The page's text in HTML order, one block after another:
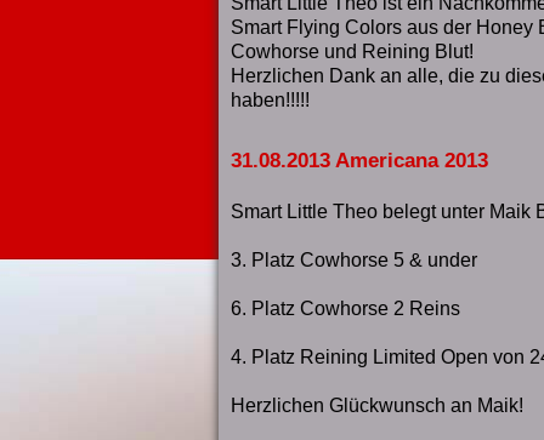
Smart Flying Colors aus der Honey
Cowhorse und Reining Blut!
Herzlichen Dank an alle, die zu
haben!!!!!
31.08.2013 Americana 2013
Smart Little Theo belegt unter Maik
3. Platz Cowhorse 5 & under
6. Platz Cowhorse 2 Reins
4. Platz Reining Limited Open von
Herzlichen Glückwunsch an Maik!